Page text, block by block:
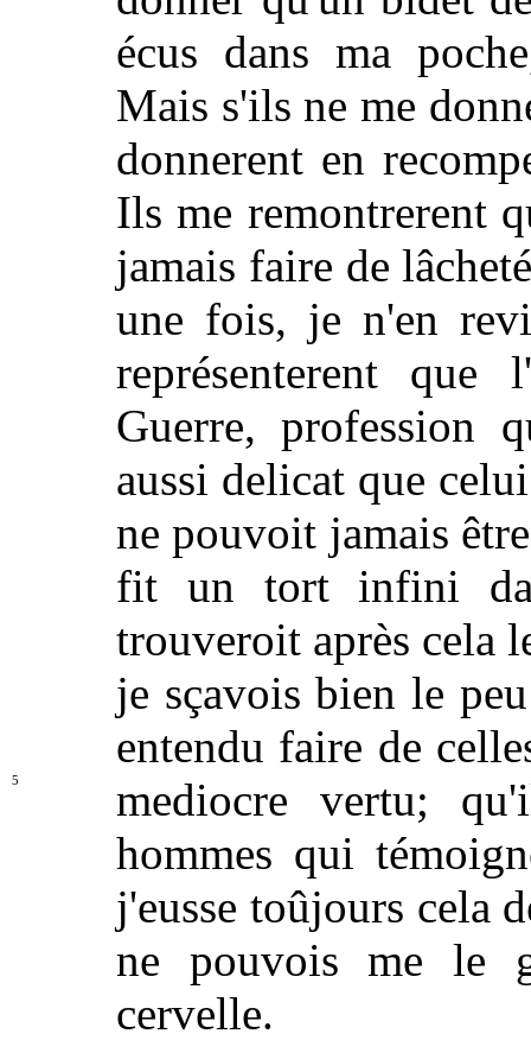
écus dans ma
Mais s'ils ne me
donnerent en
Ils me remontrerent
jamais faire de
une fois, je n'en
représenterent que
Guerre, profession
aussi delicat que
ne pouvoit jamais
fit un tort infini
trouveroit après cela
je sçavois bien le
entendu faire de
mediocre
5
vertu;
hommes qui
j'eusse toûjours cela
ne pouvois me le
cervelle.